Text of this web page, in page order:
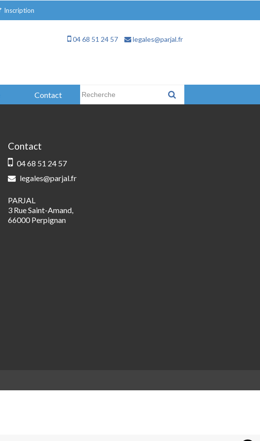
Inscription
04 68 51 24 57 legales@parjal.fr
Contact
Contact
04 68 51 24 57
legales@parjal.fr
PARJAL
3 Rue Saint-Amand,
66000 Perpignan